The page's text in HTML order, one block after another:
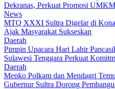
Dekranas, Perkuat Promosi
News
MTQ XXXI Sultra Digelar di
Ajak Masyarakat Sukseskan
Daerah
Pimpin Upacara Hari Lahir
Sulawesi Tenggara Perkuat
Daerah
Menko Polkam dan Mendagri
Gubernur Sultra Dorong